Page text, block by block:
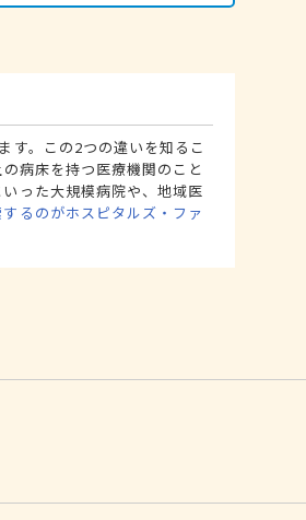
す。この2つの違いを知るこ
病床を持つ医療機関のこと
った大規模病院や、地域医
するのがホスピタルズ・ファ